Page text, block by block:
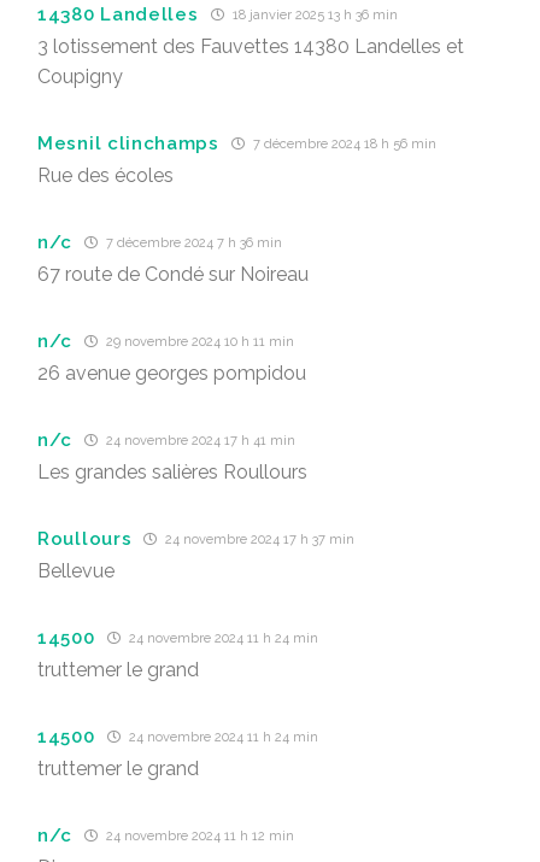
14380 Landelles 18 janvier 2025 13 h 36 min
3 lotissement des Fauvettes 14380 Landelles et
Coupigny
Mesnil clinchamps 7 décembre 2024 18 h 56 min
Rue des écoles
n/c 7 décembre 2024 7 h 36 min
67 route de Condé sur Noireau
n/c 29 novembre 2024 10 h 11 min
26 avenue georges pompidou
n/c 24 novembre 2024 17 h 41 min
Les grandes salières Roullours
Roullours 24 novembre 2024 17 h 37 min
Bellevue
14500 24 novembre 2024 11 h 24 min
truttemer le grand
14500 24 novembre 2024 11 h 24 min
truttemer le grand
n/c 24 novembre 2024 11 h 12 min